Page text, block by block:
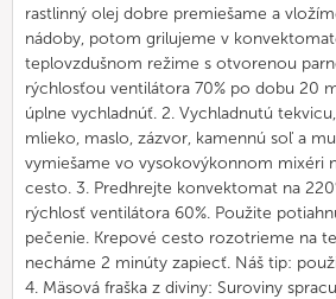
rastlinný olej dobre premiešame a
nádoby, potom grilujeme v
teplovzdušnom režime s otvorenou
rýchlosťou ventilátora 70% po dobu 20
úplne vychladnúť. 2. Vychladnutú
mlieko, maslo, zázvor, kamennú soľ a
vymiešame vo vysokovýkonnom mixéri
cesto. 3. Predhrejte konvektomat na
rýchlosť ventilátora 60%. Použite
pečenie. Krepové cesto rozotrieme na
necháme 2 minúty zapiecť. Náš tip:
4. Mäsová fraška z diviny: Suroviny